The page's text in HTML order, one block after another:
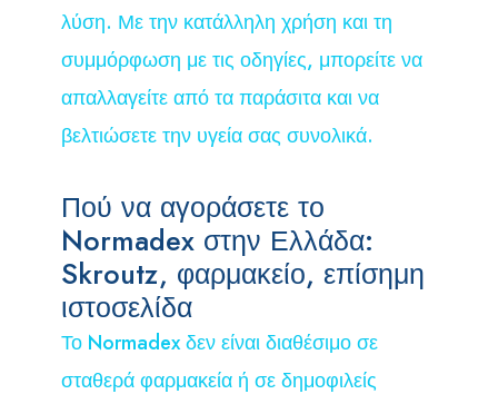
λύση. Με την κατάλληλη χρήση και τη
συμμόρφωση με τις οδηγίες, μπορείτε να
απαλλαγείτε από τα παράσιτα και να
βελτιώσετε την υγεία σας συνολικά.
Πού να αγοράσετε το
Normadex στην Ελλάδα:
Skroutz, φαρμακείο, επίσημη
ιστοσελίδα
Το Normadex δεν είναι διαθέσιμο σε
σταθερά φαρμακεία ή σε δημοφιλείς